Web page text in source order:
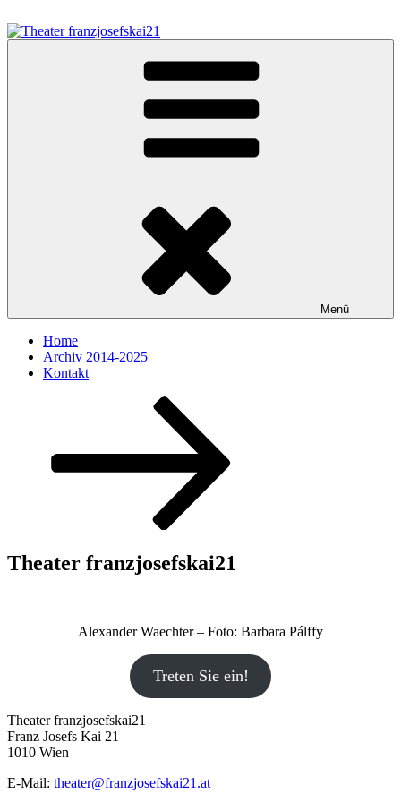
Inhalt
springen
Theater franzjosefskai21
Menü
Home
Archiv 2014-2025
Kontakt
Theater franzjosefskai21
Alexander Waechter – Foto: Barbara Pálffy
Treten Sie ein!
Theater franzjosefskai21
Franz Josefs Kai 21
1010 Wien
E-Mail: theater@franzjosefskai21.at